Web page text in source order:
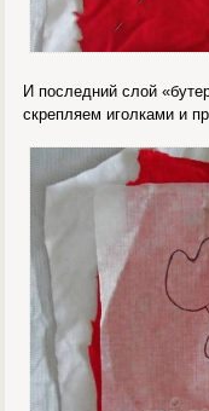
И последний слой
скрепляем иголками и